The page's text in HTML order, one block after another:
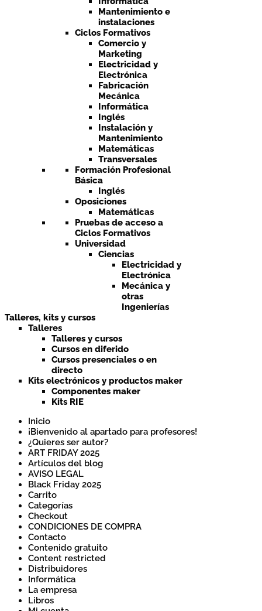
Mantenimiento e
instalaciones
Ciclos Formativos
Comercio y
Marketing
Electricidad y
Electrónica
Fabricación
Mecánica
Informática
Inglés
Instalación y
Mantenimiento
Matemáticas
Transversales
Formación Profesional
Básica
Inglés
Oposiciones
Matemáticas
Pruebas de acceso a
Ciclos Formativos
Universidad
Ciencias
Electricidad y
Electrónica
Mecánica y
otras
Ingenierías
Talleres, kits y cursos
Talleres
Talleres y cursos
Cursos en diferido
Cursos presenciales o en
directo
Kits electrónicos y productos maker
Componentes maker
Kits RIE
Inicio
¡Bienvenido al apartado para profesores!
¿Quieres ser autor?
ART FRIDAY 2025
Artículos del blog
AVISO LEGAL
Black Friday 2025
Carrito
Categorías
Checkout
CONDICIONES DE COMPRA
Contacto
Contenido gratuito
Content restricted
Distribuidores
Informática
La empresa
Libros